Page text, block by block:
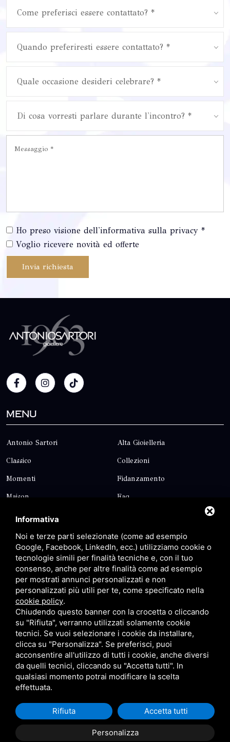
Come preferisci essere contattato? *
Quando preferiresti essere contattato? *
Quale occasione desideri celebrare? *
Di cosa vorresti parlare durante l'incontro? *
Ho preso visione dell'informativa sulla privacy *
Voglio ricevere novità ed offerte
Invia richiesta
Menu
Antonio Sartori Alta Gioielleria
Classico Collezioni
Momenti Fidanzamento
Maison Faq
Blog
Sitemap Privacy
Contatti
Via Giolitti, 5 - 20025 - Legnano
+39 0331 1542871
+39 334 1291872
info@antoniosartori.com
Whatsapp
P.IVA 09106310965 | Privacy| SitemapQuesto sito è
protetto da Google reCAPTCHA v3,
Terms
of Servicedi Google.
Informativa
Noi e terze parti selezionate (come ad esempio
Google, Facebook, LinkedIn, ecc.) utilizziamo cookie o
tecnologie simili per finalità tecniche e, con il tuo
consenso, anche per altre finalità come ad esempio
per mostrati annunci personalizzati e non
personalizzati più utili per te, come specificato nella
cookie policy.
Chiudendo questo banner con la crocetta o cliccando
su "Rifiuta", verranno utilizzati solamente cookie
tecnici. Se vuoi selezionare i cookie da installare,
clicca su "Personalizza". Se preferisci, puoi
acconsentire all'utilizzo di tutti i cookie, anche diversi
da quelli tecnici, cliccando su "Accetta tutti". In
qualsiasi momento potrai modificare la scelta
effettuata.
Personalizza
Rifiuta Accetta tutti